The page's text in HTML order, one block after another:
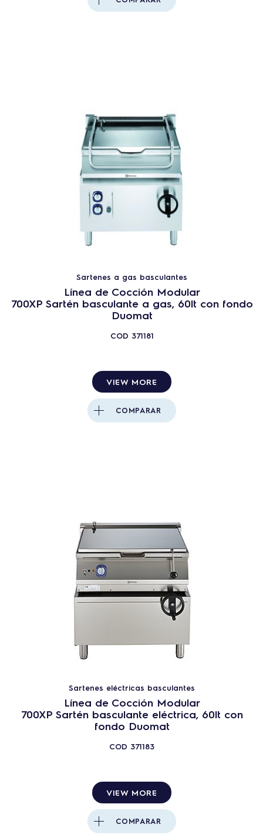
Sartenes a gas basculantes
Línea de Cocción Modular
700XP Sartén basculante a gas, 60lt con fondo
Duomat
COD 371181
VIEW MORE
COMPARAR
Sartenes eléctricas basculantes
Línea de Cocción Modular
700XP Sartén basculante eléctrica, 60lt con
fondo Duomat
COD 371183
VIEW MORE
COMPARAR